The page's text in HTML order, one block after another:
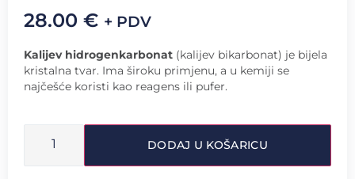
28.00 € + PDV
Kalijev hidrogenkarbonat (kalijev bikarbonat) je bijela
kristalna tvar. Ima široku primjenu, a u kemiji se
najčešće koristi kao reagens ili pufer.
DODAJ U KOŠARICU